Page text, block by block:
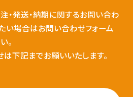
・発送・納期に関するお問い合わ
い場合はお問い合わせフォーム
。
下記までお願いいたします。